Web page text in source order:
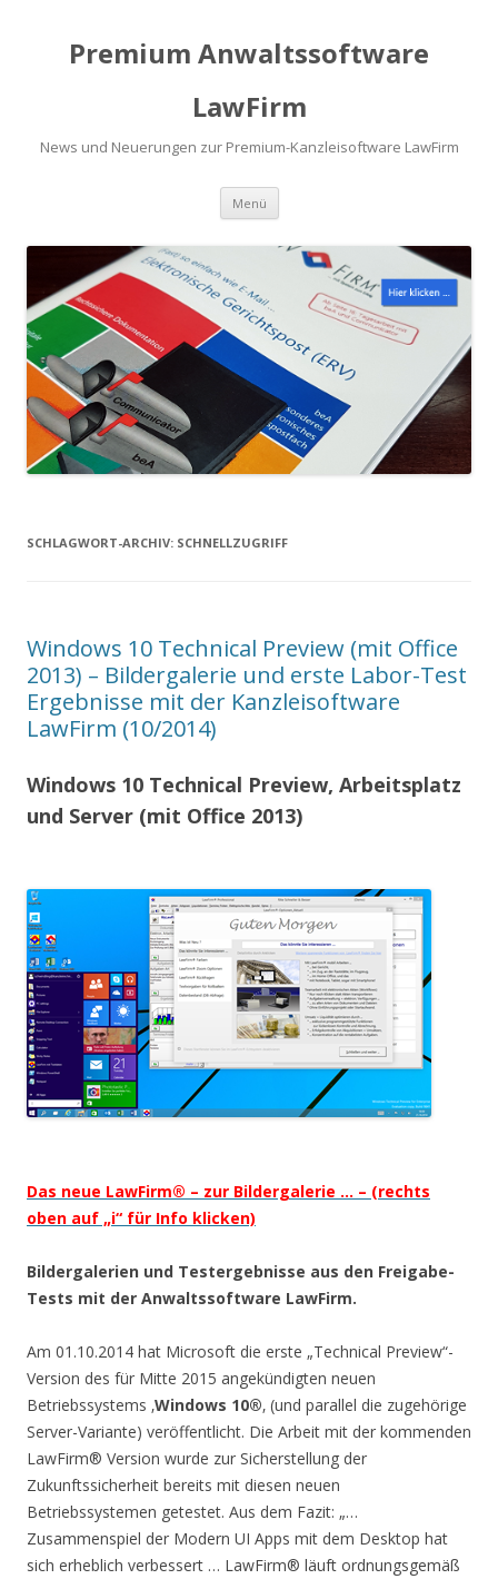
Premium Anwaltssoftware
LawFirm
News und Neuerungen zur Premium-Kanzleisoftware LawFirm
Menü
SCHLAGWORT-ARCHIV: SCHNELLZUGRIFF
Windows 10 Technical Preview (mit Office
2013) – Bildergalerie und erste Labor-Test
Ergebnisse mit der Kanzleisoftware
LawFirm (10/2014)
Windows 10 Technical Preview, Arbeitsplatz
und Server (mit Office 2013)
Das neue LawFirm® – zur Bildergalerie … – (rechts
oben auf „i“ für Info klicken)
Bildergalerien und Testergebnisse aus den Freigabe-
Tests mit der Anwaltssoftware LawFirm.
Am 01.10.2014 hat Microsoft die erste „Technical Preview“-
Version des für Mitte 2015 angekündigten neuen
Betriebssystems ‚Windows 10®‚ (und parallel die zugehörige
Server-Variante) veröffentlicht. Die Arbeit mit der kommenden
LawFirm® Version wurde zur Sicherstellung der
Zukunftssicherheit bereits mit diesen neuen
Betriebssystemen getestet. Aus dem Fazit: „…
Zusammenspiel der Modern UI Apps mit dem Desktop hat
sich erheblich verbessert … LawFirm® läuft ordnungsgemäß